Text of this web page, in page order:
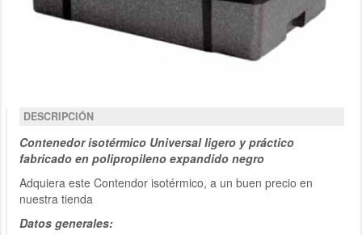
DESCRIPCIÓN
Contenedor isotérmico Universal ligero y práctico
fabricado en polipropileno expandido negro
Adquiera este Contendor isotérmico, a un buen precio en
nuestra tienda
Datos generales: